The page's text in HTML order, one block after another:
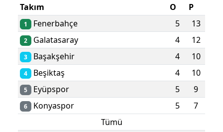
Takım O P
1 Fenerbahçe 5 13
2 Galatasaray 4 12
3 Başakşehir 4 10
4 Beşiktaş 4 10
5 Eyüpspor 5 9
6 Konyaspor 5
7
Tümü